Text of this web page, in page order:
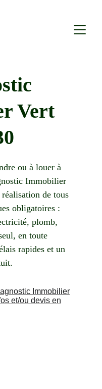
Vert
ou à louer à
Immobilier
de tous
obligatoires :
plomb,
en toute
rapides et un